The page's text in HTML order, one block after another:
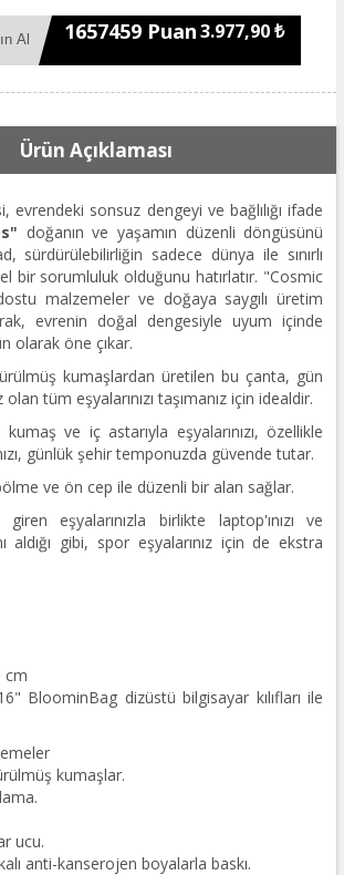
1657459 Puan 3.977,90 ₺
Ürün Açıklaması
evrendeki sonsuz dengeyi ve bağlılığı ifade
doğanın ve yaşamın düzenli döngüsünü
sürdürülebilirliğin sadece dünya ile sınırlı
bir sorumluluk olduğunu hatırlatır. "Cosmic
malzemeler ve doğaya saygılı üretim
evrenin doğal dengesiyle uyum içinde
olarak öne çıkar.
kumaşlardan üretilen bu çanta, gün
olan tüm eşyalarınızı taşımanız için idealdir.
kumaş ve iç astarıyla eşyalarınızı, özellikle
günlük şehir temponuzda güvende tutar.
ve ön cep ile düzenli bir alan sağlar.
eşyalarınızla birlikte laptop'ınızı ve
aldığı gibi, spor eşyalarınız için de ekstra
cm
BloominBag dizüstü bilgisayar kılıfları ile
kumaşlar.
ucu.
anti-kanserojen boyalarla baskı.